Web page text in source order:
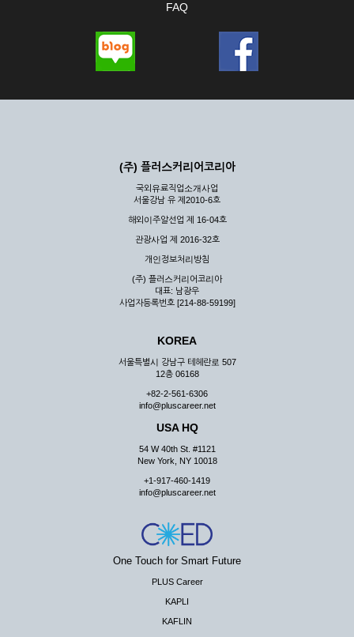
FAQ
(주) 플러스커리어코리아
국외유료직업소개사업
서울강남 유 제2010-6호
해외이주알선업 제 16-04호
관광사업 제 2016-32호
개인정보처리방침
(주) 플러스커리어코리아
대표: 남광우
사업자등록번호 [214-88-59199]
KOREA
서울특별시 강남구 테헤란로 507
12층 06168
+82-2-561-6306
info@pluscareer.net
USA HQ
54 W 40th St. #1121
New York, NY 10018
+1-917-460-1419
info@pluscareer.net
One Touch for Smart Future
PLUS Career
KAPLI
KAFLIN